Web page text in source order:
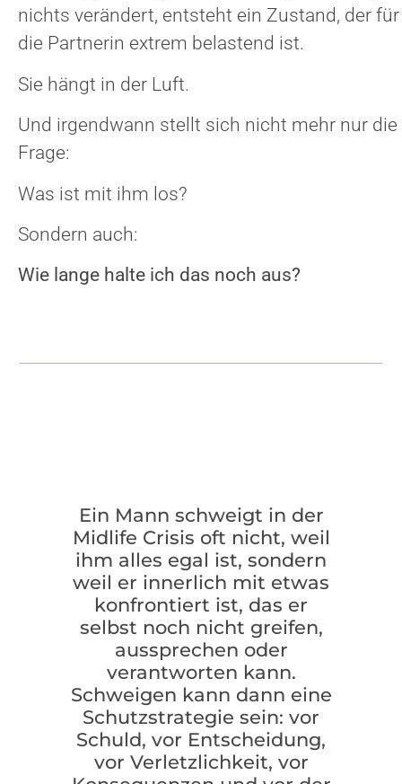
nichts verändert, entsteht ein Zustand, der für
die Partnerin extrem belastend ist.
Sie hängt in der Luft.
Und irgendwann stellt sich nicht mehr nur die
Frage:
Was ist mit ihm los?
Sondern auch:
Wie lange halte ich das noch aus?
Ein Mann schweigt in der
Midlife Crisis oft nicht, weil
ihm alles egal ist, sondern
weil er innerlich mit etwas
konfrontiert ist, das er
selbst noch nicht greifen,
aussprechen oder
verantworten kann.
Schweigen kann dann eine
Schutzstrategie sein: vor
Schuld, vor Entscheidung,
vor Verletzlichkeit, vor